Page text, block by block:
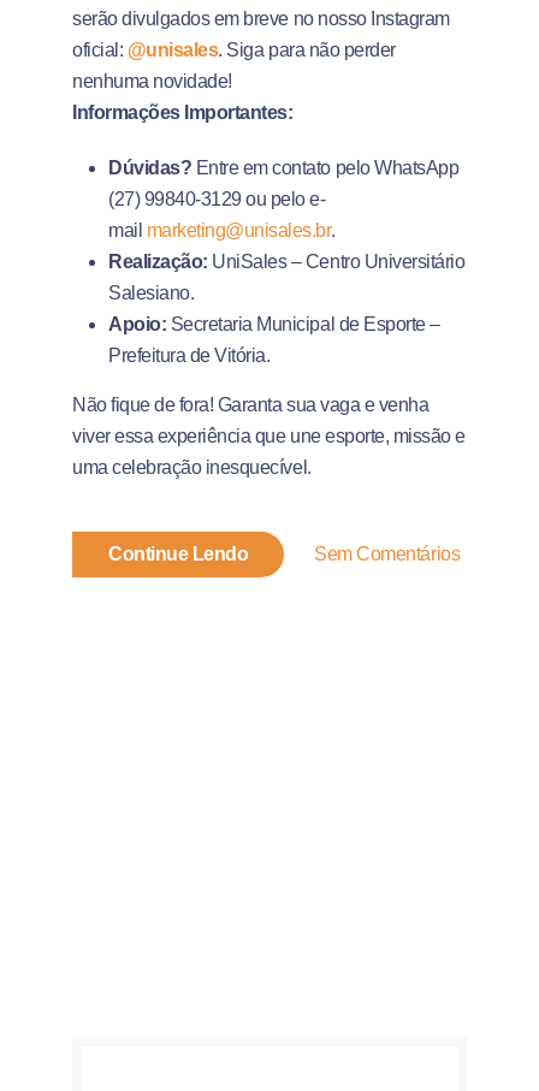
serão divulgados em breve no nosso Instagram
oficial: @unisales. Siga para não perder
nenhuma novidade!
Informações Importantes:
Dúvidas? Entre em contato pelo WhatsApp
(27) 99840-3129 ou pelo e-
mail marketing@unisales.br.
Realização: UniSales – Centro Universitário
Salesiano.
Apoio: Secretaria Municipal de Esporte –
Prefeitura de Vitória.
Não fique de fora! Garanta sua vaga e venha
viver essa experiência que une esporte, missão e
uma celebração inesquecível.
Continue Lendo Sem Comentários